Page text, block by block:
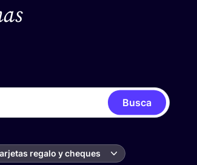
Busca
regalo y cheques